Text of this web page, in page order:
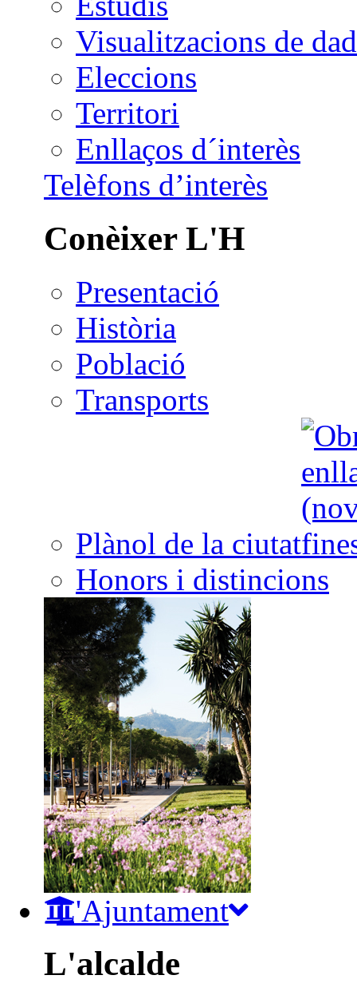
Visualitzacions de
Eleccions
Territori
Enllaços d´interès
Telèfons d’interès
Conèixer L'H
Presentació
Història
Població
Transports
Plànol de la ciutat
Honors i distincions
L'Ajuntament
L'alcalde